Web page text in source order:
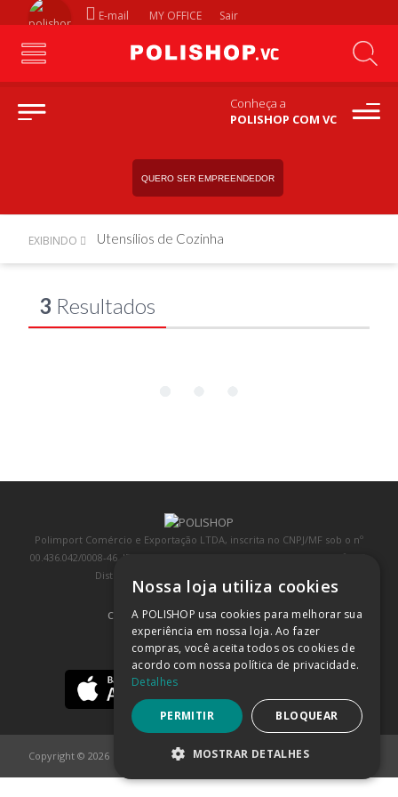
E-mail MY OFFICE Sair
Conheça a
POLISHOP COM VC
QUERO SER EMPREENDEDOR
EXIBINDO Utensílios de Cozinha
3 Resultados
Polimport Comércio e Exportação LTDA, inscrita no CNPJ/MF sob o nº
00.436.042/0008-46, IE 407.458.707.103, com sede na Rua Kanebo, nº 175,
Distrito Industrial, Jundiaí/SP, CEP: 13213-090
COMPRA 100% SEGURA (SAIBA MAIS)
BAIXE NOSSO APP
Copyright © 2026
Nossa loja utiliza cookies
A POLISHOP usa cookies para melhorar sua
experiência em nossa loja. Ao fazer
compras, você aceita todos os cookies de
acordo com nossa política de privacidade.
Detalhes
PERMITIR BLOQUEAR
MOSTRAR DETALHES
ESTRITAMENTE NECESSÁRIOS